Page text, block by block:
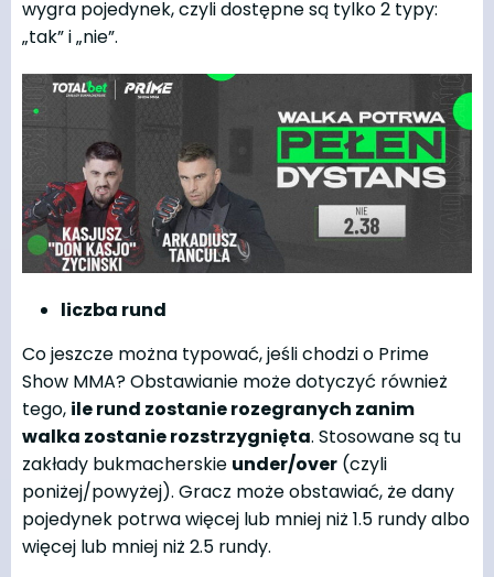
wygra pojedynek, czyli dostępne są tylko 2 typy:
„tak” i „nie”.
liczba rund
Co jeszcze można typować, jeśli chodzi o Prime
Show MMA? Obstawianie może dotyczyć również
tego, ile rund zostanie rozegranych zanim
walka zostanie rozstrzygnięta. Stosowane są tu
zakłady bukmacherskie under/over (czyli
poniżej/powyżej). Gracz może obstawiać, że dany
pojedynek potrwa więcej lub mniej niż 1.5 rundy albo
więcej lub mniej niż 2.5 rundy.